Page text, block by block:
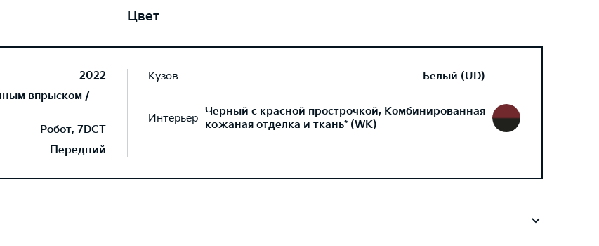
2022
впрыском /
Робот, 7DCT
Передний
Цвет
Кузов Белый (UD)
Интерьер Черный с красной прострочкой, Комбинированная
кожаная отделка и ткань* (WK)